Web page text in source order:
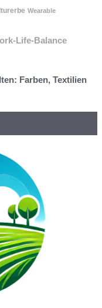
Wearable
Life-Balance
Farben, Textilien